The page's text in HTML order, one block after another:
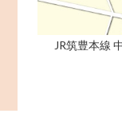
JR筑豊本線